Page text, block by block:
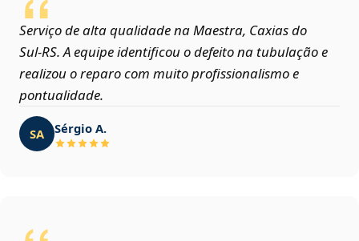
Serviço de alta qualidade na Maestra, Caxias do
Sul‑RS. A equipe identificou o defeito na tubulação e
realizou o reparo com muito profissionalismo e
pontualidade.
SA Sérgio A.